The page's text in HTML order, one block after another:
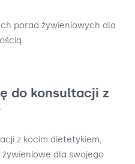
porad żywieniowych dla
do konsultacji z
z kocim dietetykiem,
dla swojego